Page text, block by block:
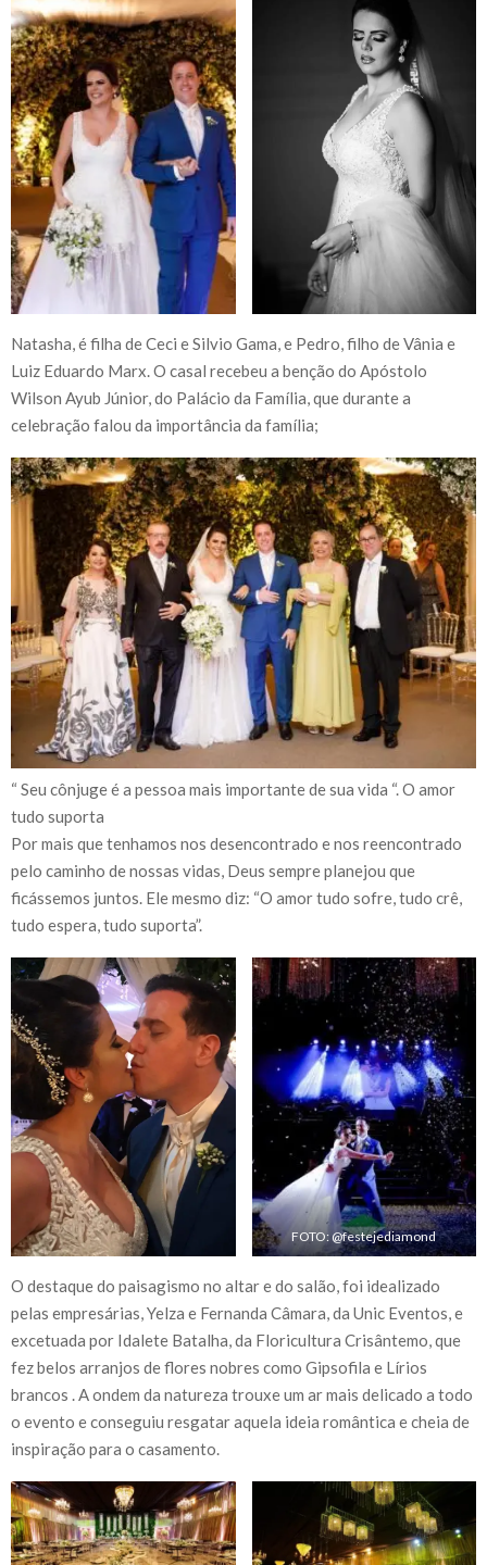
Natasha, é filha de Ceci e Silvio Gama, e Pedro, filho de Vânia e
Luiz Eduardo Marx. O casal recebeu a benção do Apóstolo
Wilson Ayub Júnior, do Palácio da Família, que durante a
celebração falou da importância da família;
“ Seu cônjuge é a pessoa mais importante de sua vida “. O amor
tudo suporta
Por mais que tenhamos nos desencontrado e nos reencontrado
pelo caminho de nossas vidas, Deus sempre planejou que
ficássemos juntos. Ele mesmo diz: “O amor tudo sofre, tudo crê,
tudo espera, tudo suporta”.
FOTO: @festejediamond
O destaque do paisagismo no altar e do salão, foi idealizado
pelas empresárias, Yelza e Fernanda Câmara, da Unic Eventos, e
excetuada por Idalete Batalha, da Floricultura Crisântemo, que
fez belos arranjos de flores nobres como Gipsofila e Lírios
brancos . A ondem da natureza trouxe um ar mais delicado a todo
o evento e conseguiu resgatar aquela ideia romântica e cheia de
inspiração para o casamento.